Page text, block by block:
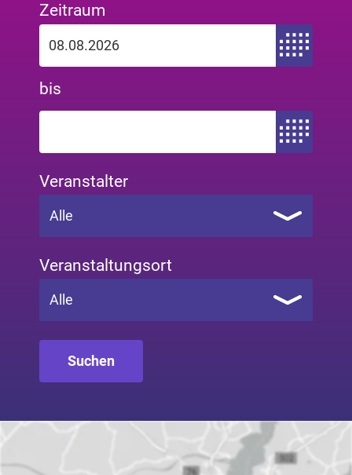
Zeitraum
Zeitraum von
bis
Zeitraum bis
Veranstalter
Alle
Veranstaltungsort
Alle